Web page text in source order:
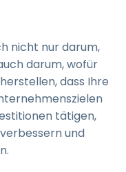
nicht nur darum,
darum, wofür
dass Ihre
tätigen,
und